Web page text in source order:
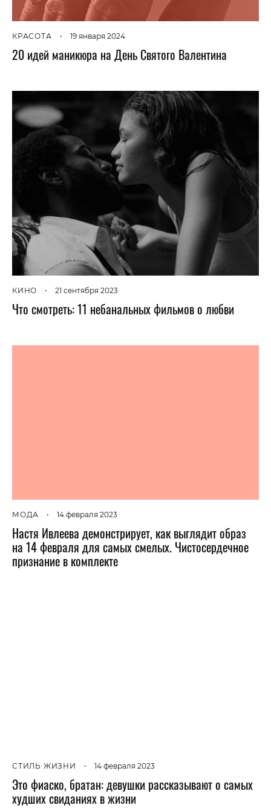
КРАСОТА • 19 января 2024
20 идей маникюра на День Святого Валентина
КИНО • 21 сентября 2023
Что смотреть: 11 небанальных фильмов о любви
МОДА • 14 февраля 2023
Настя Ивлеева демонстрирует, как выглядит образ
на 14 февраля для самых смелых. Чистосердечное
признание в комплекте
СТИЛЬ ЖИЗНИ • 14 февраля 2023
Это фиаско, братан: девушки рассказывают о самых
худших свиданиях в жизни